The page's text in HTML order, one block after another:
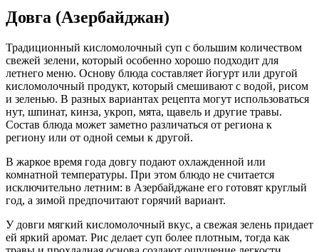
Довга (Азербайджан)
Традиционный кисломолочный суп с большим количеством
свежей зелени, который особенно хорошо подходит для
летнего меню. Основу блюда составляет йогурт или другой
кисломолочный продукт, который смешивают с водой, рисом
и зеленью. В разных вариантах рецепта могут использоваться
нут, шпинат, кинза, укроп, мята, щавель и другие травы.
Состав блюда может заметно различаться от региона к
региону или от одной семьи к другой.
В жаркое время года довгу подают охлажденной или
комнатной температуры. При этом блюдо не считается
исключительно летним: в Азербайджане его готовят круглый
год, а зимой предпочитают горячий вариант.
У довги мягкий кисломолочный вкус, а свежая зелень придает
ей яркий аромат. Рис делает суп более плотным, тогда как